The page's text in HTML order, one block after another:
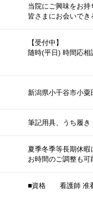
当院にご興味をお持
皆さまにお会いでき
【受付中】
随時(平日) 時間応相
新潟県小千谷市小粟
筆記用具、うち履き
夏季冬季等長期休暇
お時間のご調整も可
■資格 看護師 准